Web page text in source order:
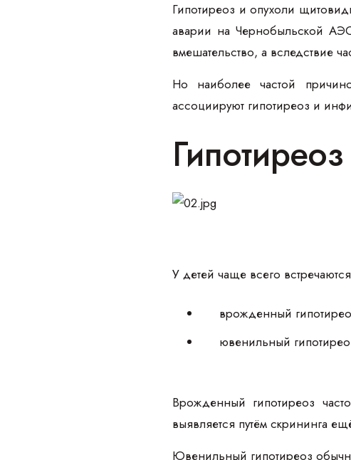
Гипотиреоз и опухоли
аварии на Чернобыльской АЭС
вмешательство, а вследствие
Но наиболее частой
ассоциируют гипотиреоз и
У детей чаще всего
врожденный
ювенильный
Врожденный гипотиреоз
выявляется путём скрининга
Ювенильный гипотиреоз